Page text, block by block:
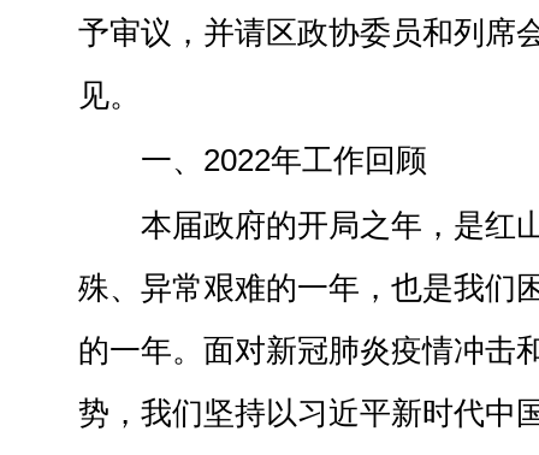
予审议，并请区政协委员和列席
见。
一、2022年工作回顾
本届政府的开局之年，是红
殊、异常艰难的一年，也是我们
的一年。面对新冠肺炎疫情冲击
势，我们坚持以习近平新时代中